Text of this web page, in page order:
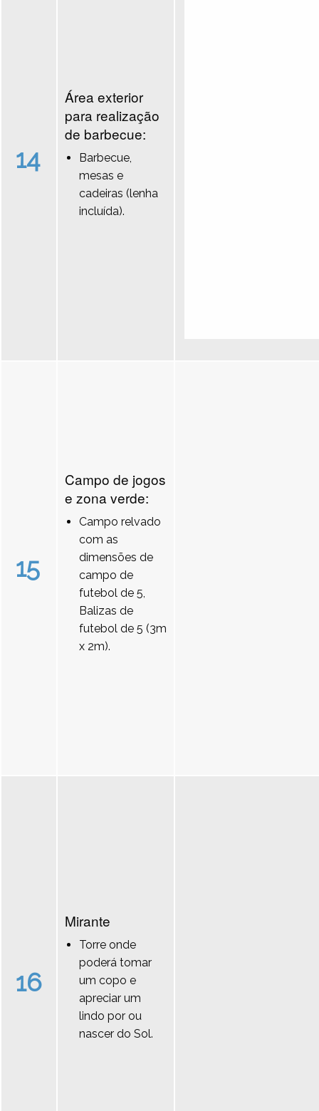
14
Área exterior
para realização
de barbecue:
Barbecue,
mesas e
cadeiras (lenha
incluída).
15
Campo de jogos
e zona verde:
Campo relvado
com as
dimensões de
campo de
futebol de 5,
Balizas de
futebol de 5 (3m
x 2m).
16
Mirante
Torre onde
poderá tomar
um copo e
apreciar um
lindo por ou
nascer do Sol.